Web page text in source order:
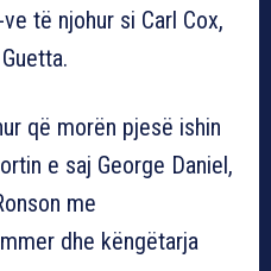
të njohur si Carl Cox,
që morën pjesë ishin
e saj George Daniel,
me
dhe këngëtarja